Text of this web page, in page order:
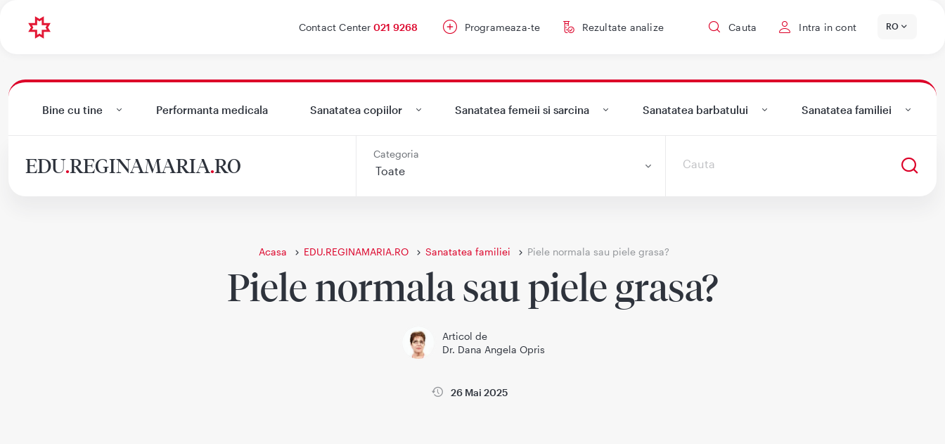
Contact Center 021 9268 Programeaza-te Rezultate analize Cauta Intra in cont RO
Bine cu tine Performanta medicala Sanatatea copiilor Sanatatea femeii si sarcina Sanatatea barbatului Sanatatea familiei
EDU.REGINAMARIA.RO Categoria
Acasa EDU.REGINAMARIA.RO Sanatatea familiei Piele normala sau piele grasa?
Piele normala sau piele grasa?
Articol de
Dr. Dana Angela Opris
26 Mai 2025